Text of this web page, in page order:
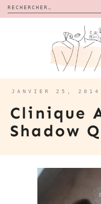
Rechercher :
CALENDRIERS DE
BON PLAN
À PROPOS
CONTACT
JANVIER 25, 2014
Clinique
Shadow